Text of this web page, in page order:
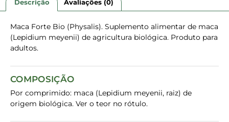
Descrição Avaliações (0)
Maca Forte Bio (Physalis). Suplemento alimentar de maca
(Lepidium meyenii) de agricultura biológica. Produto para
adultos.
COMPOSIÇÃO
Por comprimido: maca (Lepidium meyenii, raiz) de
origem biológica. Ver o teor no rótulo.